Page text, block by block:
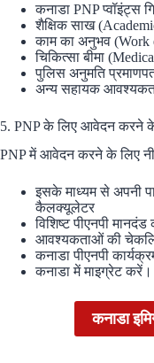
कनाडा PNP प्वॉइंट्स
शैक्षिक साख
काम का अनुभव (Work
चिकित्सा बीमा
पुलिस अनुमति
अन्य सहायक
5. PNP के लिए आवेदन करने
PNP में आवेदन करने के लिए
इसके माध्यम से अपनी
कैलक्यूलेटर
विशिष्ट पीएनपी मानदंड
आवश्यकताओं की
कनाडा पीएनपी
कनाडा में माइग्रेट करें।
कनाडा